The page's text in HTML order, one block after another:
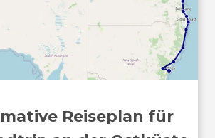
Reiseplan für